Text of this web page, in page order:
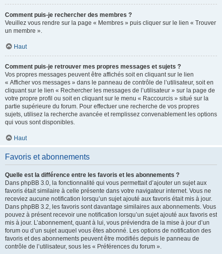
Comment puis-je rechercher des membres ?
Veuillez vous rendre sur la page « Membres » puis cliquer sur le lien « Trouver
un membre ».
Haut
Comment puis-je retrouver mes propres messages et sujets ?
Vos propres messages peuvent être affichés soit en cliquant sur le lien
« Afficher vos messages » dans le panneau de contrôle de l’utilisateur, soit en
cliquant sur le lien « Rechercher les messages de l’utilisateur » sur la page de
votre propre profil ou soit en cliquant sur le menu « Raccourcis » situé sur la
partie supérieure du forum. Pour effectuer une recherche de vos propres
sujets, utilisez la recherche avancée et remplissez convenablement les options
qui vous sont disponibles.
Haut
Favoris et abonnements
Quelle est la différence entre les favoris et les abonnements ?
Dans phpBB 3.0, la fonctionnalité qui vous permettait d’ajouter un sujet aux
favoris était similaire à celle présente dans votre navigateur internet. Vous ne
receviez aucune notification lorsqu’un sujet ajouté aux favoris était mis à jour.
Dans phpBB 3.2, les favoris sont davantage similaires aux abonnements. Vous
pouvez à présent recevoir une notification lorsqu’un sujet ajouté aux favoris est
mis à jour. L’abonnement, quant à lui, vous préviendra de la mise à jour d’un
forum ou d’un sujet auquel vous êtes abonné. Les options de notification des
favoris et des abonnements peuvent être modifiés depuis le panneau de
contrôle de l’utilisateur, sous les « Préférences du forum ».